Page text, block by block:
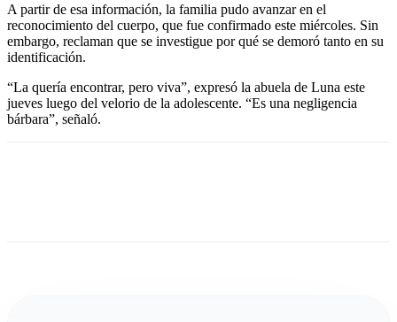
A partir de esa información, la familia pudo avanzar en el
reconocimiento del cuerpo, que fue confirmado este miércoles. Sin
embargo, reclaman que se investigue por qué se demoró tanto en su
identificación.
“La quería encontrar, pero viva”, expresó la abuela de Luna este
jueves luego del velorio de la adolescente. “Es una negligencia
bárbara”, señaló.